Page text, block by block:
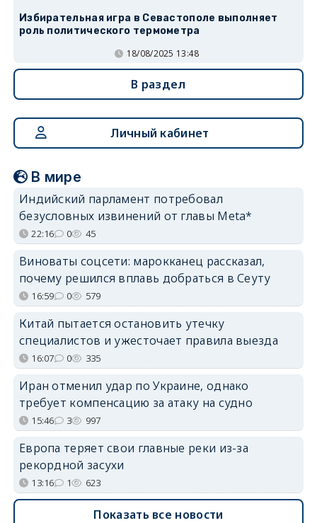
Избирательная игра в Севастополе выполняет
роль политического термометра
18/08/2025 13:48
В раздел
Личный кабинет
В мире
Индийский парламент потребовал
безусловных извинений от главы Meta*
22:16 0 45
Виноваты соцсети: марокканец рассказал,
почему решился вплавь добраться в Сеуту
16:59 0 579
Китай пытается остановить утечку
специалистов и ужесточает правила выезда
16:07 0 335
Иран отменил удар по Украине, однако
требует компенсацию за атаку на судно
15:46 3 997
Европа теряет свои главные реки из-за
рекордной засухи
13:16 1 623
Показать все новости